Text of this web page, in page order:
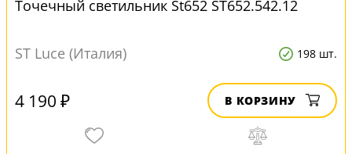
Точечный светильник St652 ST652.542.12
ST Luce (Италия) 198 шт.
4 190 ₽ В КОРЗИНУ